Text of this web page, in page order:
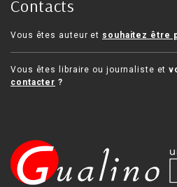
Contacts
Vous êtes auteur et souhaitez être
Vous êtes libraire ou journaliste et
contacter ?